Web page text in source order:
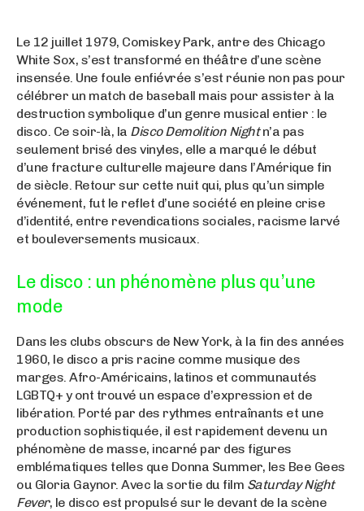
Le 12 juillet 1979, Comiskey Park, antre des Chicago
White Sox, s’est transformé en théâtre d’une scène
insensée. Une foule enfiévrée s’est réunie non pas pour
célébrer un match de baseball mais pour assister à la
destruction symbolique d’un genre musical entier : le
disco. Ce soir-là, la Disco Demolition Nightn’a pas
seulement brisé des vinyles, elle a marqué le début
d’une fracture culturelle majeure dans l’Amérique fin
de siècle. Retour sur cette nuit qui, plus qu’un simple
événement, fut le reflet d’une société en pleine crise
d’identité, entre revendications sociales, racisme larvé
et bouleversements musicaux.
Le disco : un phénomène plus qu’une
mode
Dans les clubs obscurs de New York, à la fin des années
1960, le disco a pris racine comme musique des
marges. Afro-Américains, latinos et communautés
LGBTQ+ y ont trouvé un espace d’expression et de
libération. Porté par des rythmes entraînants et une
production sophistiquée, il est rapidement devenu un
phénomène de masse, incarné par des figures
emblématiques telles que Donna Summer, les Bee Gees
ou Gloria Gaynor. Avec la sortie du film Saturday Night
Fever, le disco est propulsé sur le devant de la scène